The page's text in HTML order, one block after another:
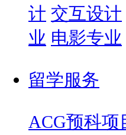
计 交互设计
业 电影专业
留学服务
ACG预科项